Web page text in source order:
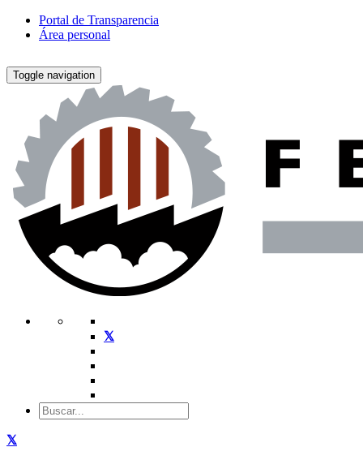
Portal de Transparencia
Área personal
Toggle navigation